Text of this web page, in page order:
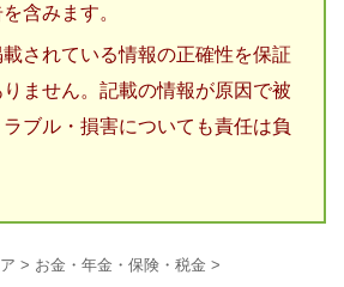
含みます。
されている情報の正確性を保証
ません。記載の情報が原因で被
ブル・損害についても責任は負
> お金・年金・保険・税金 >